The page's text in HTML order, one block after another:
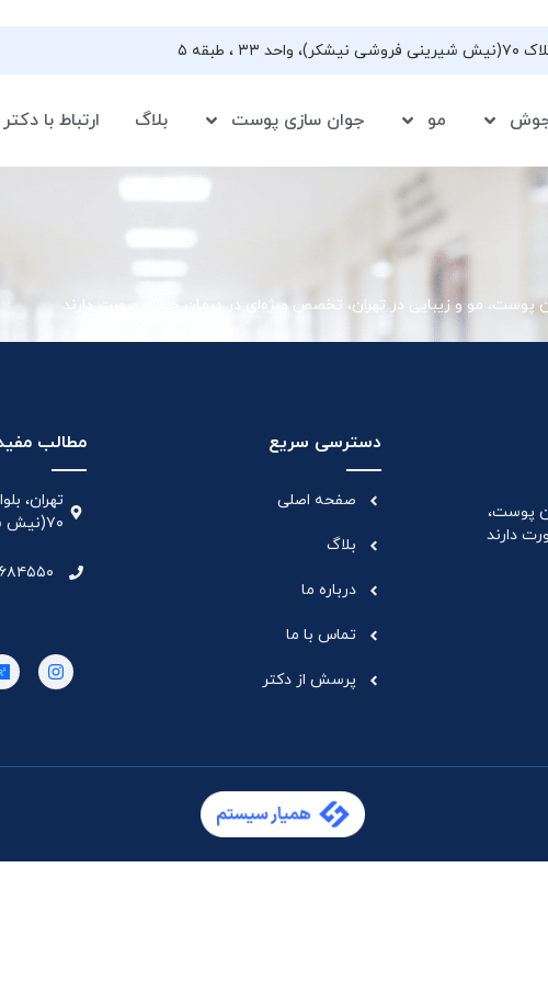
۵
مو جوان سازی پوست بلاگ ارتباط با دکتر
پوست، مو و زیبایی در تهران، تخصص ویژه‌ای در درمان جوش صورت دارند
پوست،
دارند
دسترسی سریع
صفحه اصلی
بلاگ
درباره ما
تماس با ما
پرسش از دکتر
مطالب
تهران،
۷۰(نیش شیرینی فروشی نیشکر)، واحد ۳۳ ، طبقه ۵